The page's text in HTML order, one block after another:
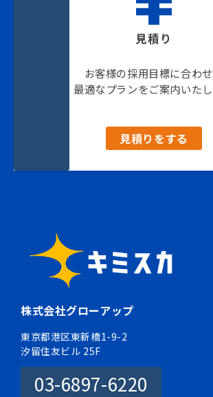
見積り
お客様の採用目標に合わせ
最適なプランをご案内いた
見積りをする
株式会社グローアップ
東京都港区東新橋1-9-2
汐留住友ビル 25F
03-6897-6220